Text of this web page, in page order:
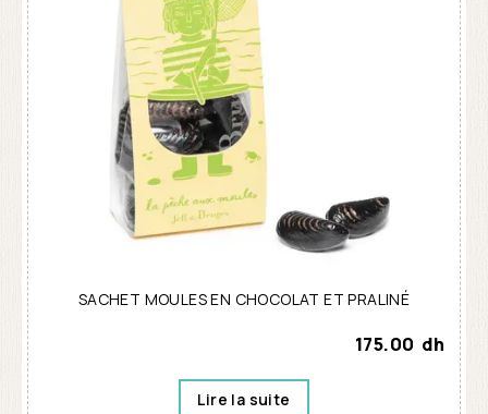
SACHET MOULES EN CHOCOLAT ET PRALINÉ
175.00 dh
Lire la suite